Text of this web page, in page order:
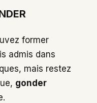
former
admis dans
mais restez
gonder